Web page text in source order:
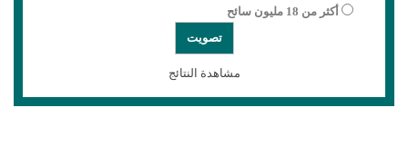
أكثر من 18 مليون سائح
مشاهدة النتائج